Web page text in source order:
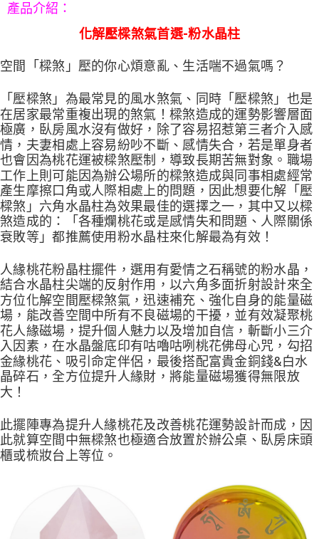
產品介紹 ：
化解壓樑煞氣首選-粉水晶柱
空間「樑煞」壓的你心煩意亂、生活喘不過氣嗎？
「壓樑煞」為最常見的風水煞氣、同時「壓樑煞」也是
在居家最常重複出現的煞氣！樑煞造成的運勢影響層面
極廣，臥房風水沒有做好，除了容易招惹第三者介入感
情，夫妻相處上容易紛吵不斷、感情失合，若是單身者
也會因為桃花運被樑煞壓制，導致長期苦無對象。職場
工作上則可能因為辦公場所的樑煞造成與同事相處經常
產生摩擦口角或人際相處上的問題，因此想要化解「壓
樑煞」六角水晶柱為效果最佳的選擇之一，其中又以樑
煞造成的：「各種爛桃花或是感情失和問題、人際關係
衰敗等」都推薦使用粉水晶柱來化解最為有效！
人緣桃花粉晶柱擺件，選用有愛情之石稱號的粉水晶，
結合水晶柱尖端的反射作用，以六角多面折射設計來全
方位化解空間壓樑煞氣，迅速補充、強化自身的能量磁
場，能改善空間中所有不良磁場的干擾，並有效凝聚桃
花人緣磁場，提升個人魅力以及增加自信，斬斷小三介
入因素，在水晶盤底印有咕嚕咕咧桃花佛母心咒，勾招
金緣桃花、吸引命定伴侶，最後搭配富貴金銅錢&白水
晶碎石，全方位提升人緣財，將能量磁場獲得無限放
大！
此擺陣專為提升人緣桃花及改善桃花運勢設計而成，因
此就算空間中無樑煞也極適合放置於辦公桌、臥房床頭
櫃或梳妝台上等位。